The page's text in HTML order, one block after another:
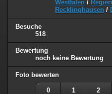
Westfalen /
Recklinghausen /
Besuche
518
Bewertung
noch keine Bewertung
Foto bewerten
0 1 2